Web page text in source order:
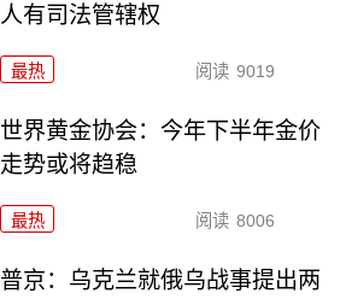
人有司法管辖权
最热 阅读 9019
世界黄金协会：今年下半年金价
走势或将趋稳
最热 阅读 8006
普京：乌克兰就俄乌战事提出两